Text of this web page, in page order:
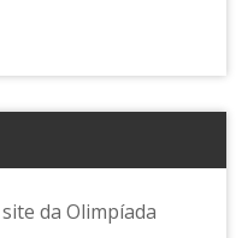
da Olimpíada